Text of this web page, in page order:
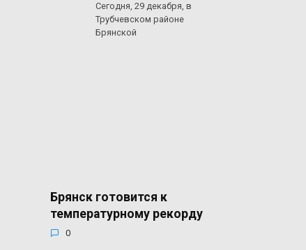
Сегодня, 29 декабря, в
Трубчевском районе
Брянской
Брянск готовится к
температурному рекорду
0